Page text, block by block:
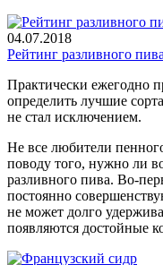
04.07.2018
Рейтинг разливного
Практически ежегодно
определить лучшие
не стал исключением.
Не все любители
поводу того, нужно ли
разливного пива. Во-
постоянно
не может долго
появляются достойные